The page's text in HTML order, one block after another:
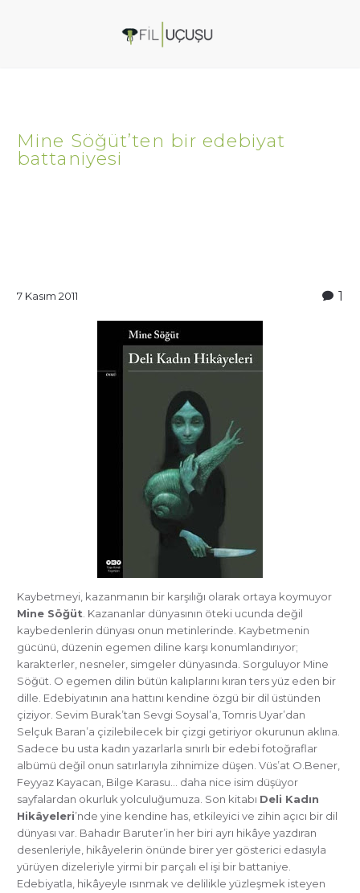
Mine Söğüt’ten bir edebiyat
battaniyesi
1
7 Kasım 2011
Kaybetmeyi, kazanmanın bir karşılığı olarak ortaya koymuyor
Mine Söğüt. Kazananlar dünyasının öteki ucunda değil
kaybedenlerin dünyası onun metinlerinde. Kaybetmenin
gücünü, düzenin egemen diline karşı konumlandırıyor;
karakterler, nesneler, simgeler dünyasında. Sorguluyor Mine
Söğüt. O egemen dilin bütün kalıplarını kıran ters yüz eden bir
dille. Edebiyatının ana hattını kendine özgü bir dil üstünden
çiziyor. Sevim Burak’tan Sevgi Soysal’a, Tomris Uyar’dan
Selçuk Baran’a çizilebilecek bir çizgi getiriyor okurunun aklına.
Sadece bu usta kadın yazarlarla sınırlı bir edebi fotoğraflar
albümü değil onun satırlarıyla zihnimize düşen. Vüs’at O.Bener,
Feyyaz Kayacan, Bilge Karasu… daha nice isim düşüyor
sayfalardan okurluk yolculuğumuza. Son kitabı Deli Kadın
Hikâyeleri’nde yine kendine has, etkileyici ve zihin açıcı bir dil
dünyası var. Bahadır Baruter’in her biri ayrı hikâye yazdıran
desenleriyle, hikâyelerin önünde birer yer gösterici edasıyla
yürüyen dizeleriyle yirmi bir parçalı el işi bir battaniye.
Edebiyatla, hikâyeyle ısınmak ve delilikle yüzleşmek isteyen